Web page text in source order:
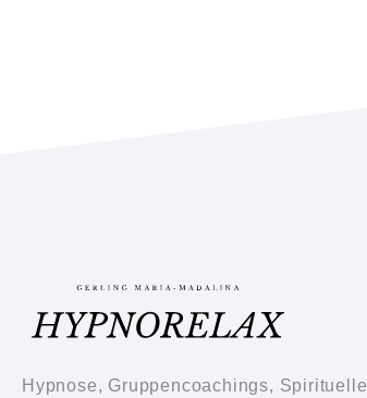
Hypnose, Gruppencoachings, Spirituelle